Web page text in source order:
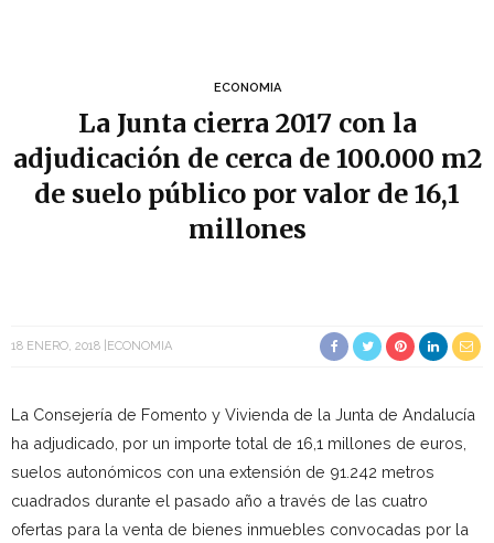
ECONOMIA
La Junta cierra 2017 con la
adjudicación de cerca de 100.000 m2
de suelo público por valor de 16,1
millones
18 ENERO, 2018 ECONOMIA
La Consejería de Fomento y Vivienda de la Junta de Andalucía
ha adjudicado, por un importe total de 16,1 millones de euros,
suelos autonómicos con una extensión de 91.242 metros
cuadrados durante el pasado año a través de las cuatro
ofertas para la venta de bienes inmuebles convocadas por la